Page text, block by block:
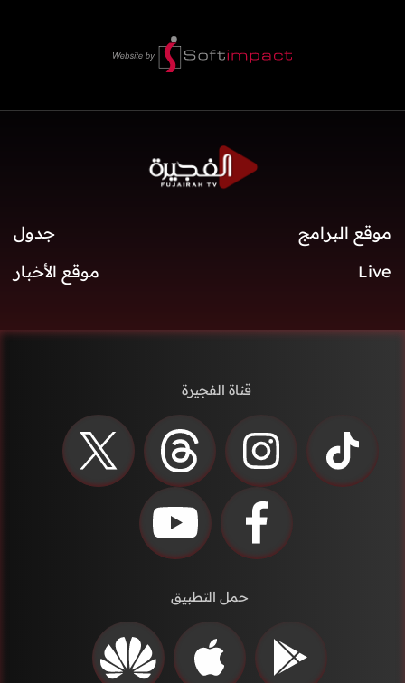
موقع البرامج
جدول
Live
موقع الأخبار
قناة الفجيرة
حمل التطبيق